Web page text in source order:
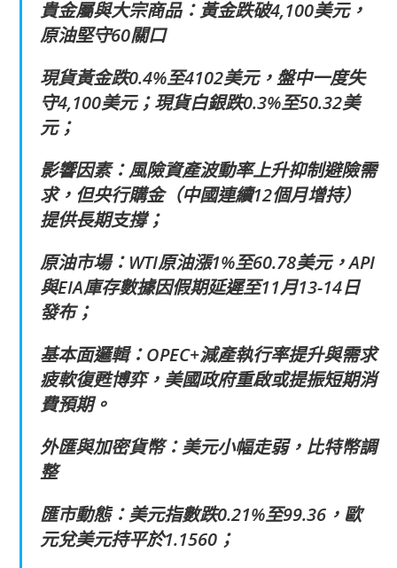
貴金屬與大宗商品：黃金跌破4,100美元，
原油堅守60關口
現貨黃金跌0.4%至4102美元，盤中一度失
守4,100美元；現貨白銀跌0.3%至50.32美
元；
影響因素：風險資產波動率上升抑制避險需
求，但央行購金（中國連續12個月增持）
提供長期支撐；
原油市場：WTI原油漲1%至60.78美元，API
與EIA庫存數據因假期延遲至11月13-14日
發布；
基本面邏輯：OPEC+減產執行率提升與需求
疲軟復甦博弈，美國政府重啟或提振短期消
費預期。
外匯與加密貨幣：美元小幅走弱，比特幣調
整
匯市動態：美元指數跌0.21%至99.36，歐
元兌美元持平於1.1560；